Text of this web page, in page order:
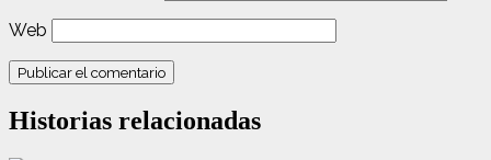
Web
Historias relacionadas